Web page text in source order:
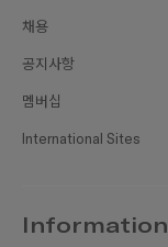
채용
공지사항
멤버십
International Sites
Information